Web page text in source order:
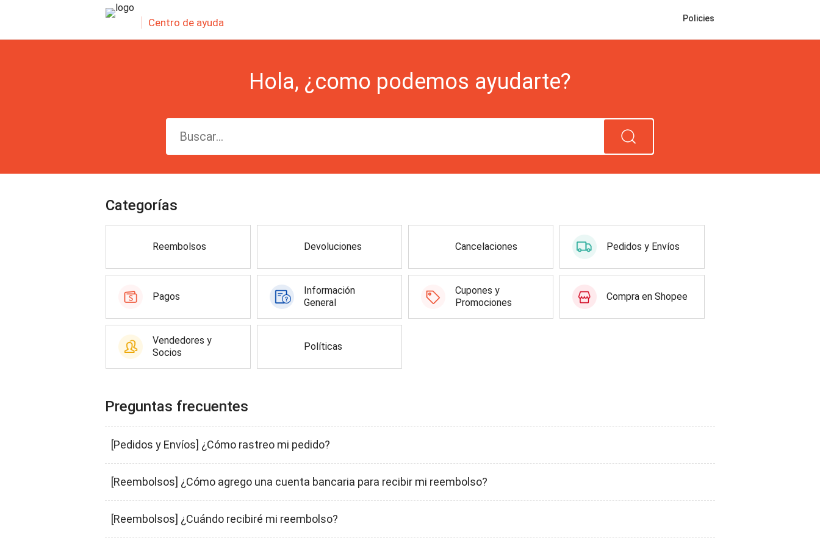
Centro de ayuda Policies
Hola, ¿como podemos ayudarte?
Categorías
Reembolsos Devoluciones Cancelaciones Pedidos y Envíos
Pagos
Información
General
Cupones y
Promociones
Compra en Shopee
Vendedores y
Socios
Políticas
Preguntas frecuentes
[Pedidos y Envíos] ¿Cómo rastreo mi pedido?
[Reembolsos] ¿Cómo agrego una cuenta bancaria para recibir mi reembolso?
[Reembolsos] ¿Cuándo recibiré mi reembolso?